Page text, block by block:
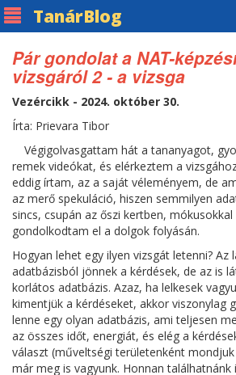
TanárBlog
Pár gondolat a NAT-
vizsgáról 2 - a vizsga
Vezércikk - 2024. október 30.
Írta: Prievara Tibor
Végigolvasgattam hát a tananyagot,
remek videókat, és elérkeztem a
eddig írtam, az a saját véleményem, de
az merő spekuláció, hiszen semmilyen
sincs, csupán az őszi kertben,
gondolkodtam el a dolgok folyásán.
Hogyan lehet egy ilyen vizsgát letenni? Az
adatbázisból jönnek a kérdések, de az is
korlátos adatbázis. Azaz, ha lelkesek
kimentjük a kérdéseket, akkor viszonylag
lenne egy olyan adatbázis, ami teljesen
az összes időt, energiát, és elég a
választ (műveltségi területenként
már meg is vagyunk. Honnan találhatnánk